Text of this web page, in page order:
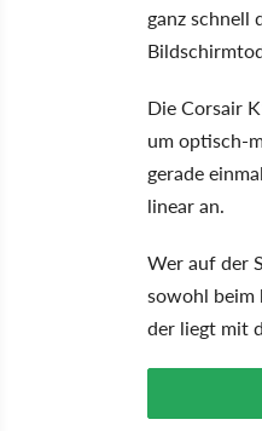
ganz schnell
Die Corsair
um optisch-
gerade
linear an.
Wer auf der
sowohl beim
der liegt mit